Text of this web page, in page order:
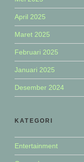
April 2025
Maret 2025
Februari 2025
Januari 2025
Desember 2024
KATEGORI
Entertainment